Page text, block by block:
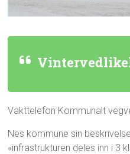
Vakttelefon Kommunalt
Nes kommune sin
«infrastrukturen deles inn i 3